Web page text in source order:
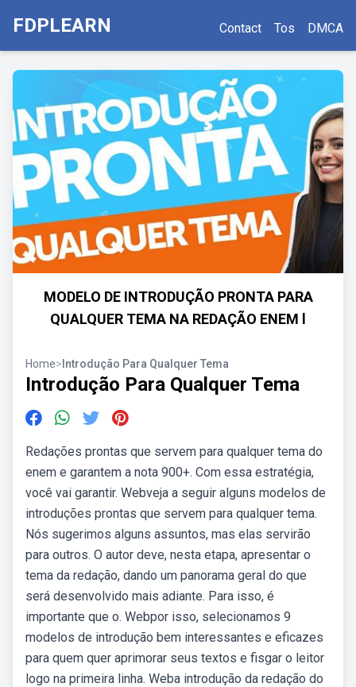
FDPLEARN Contact Tos DMCA
MODELO DE INTRODUÇÃO PRONTA PARA
QUALQUER TEMA NA REDAÇÃO ENEM l
Home> Introdução Para Qualquer Tema
Introdução Para Qualquer Tema
Redações prontas que servem para qualquer tema do
enem e garantem a nota 900+. Com essa estratégia,
você vai garantir. Webveja a seguir alguns modelos de
introduções prontas que servem para qualquer tema.
Nós sugerimos alguns assuntos, mas elas servirão
para outros. O autor deve, nesta etapa, apresentar o
tema da redação, dando um panorama geral do que
será desenvolvido mais adiante. Para isso, é
importante que o. Webpor isso, selecionamos 9
modelos de introdução bem interessantes e eficazes
para quem quer aprimorar seus textos e fisgar o leitor
logo na primeira linha. Weba introdução da redação do